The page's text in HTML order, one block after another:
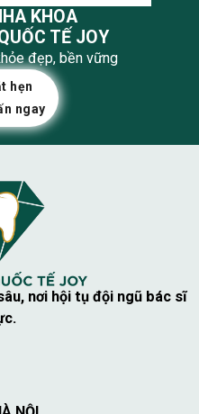
KHOA
TẾ JOY
đẹp, bền vững
hẹn
ngay
nơi hội tụ đội ngũ bác sĩ